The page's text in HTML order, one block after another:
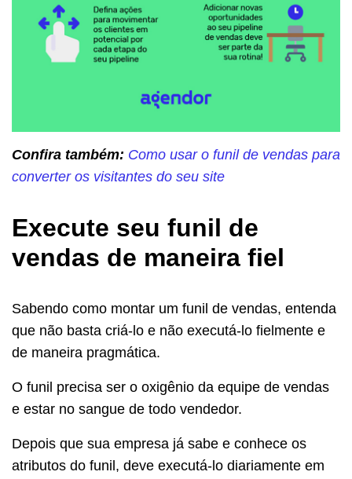
Confira também: Como usar o funil de vendas para
converter os visitantes do seu site
Execute seu funil de
vendas de maneira fiel
Sabendo como montar um funil de vendas, entenda
que não basta criá-lo e não executá-lo fielmente e
de maneira pragmática.
O funil precisa ser o oxigênio da equipe de vendas
e estar no sangue de todo vendedor.
Depois que sua empresa já sabe e conhece os
atributos do funil, deve executá-lo diariamente em